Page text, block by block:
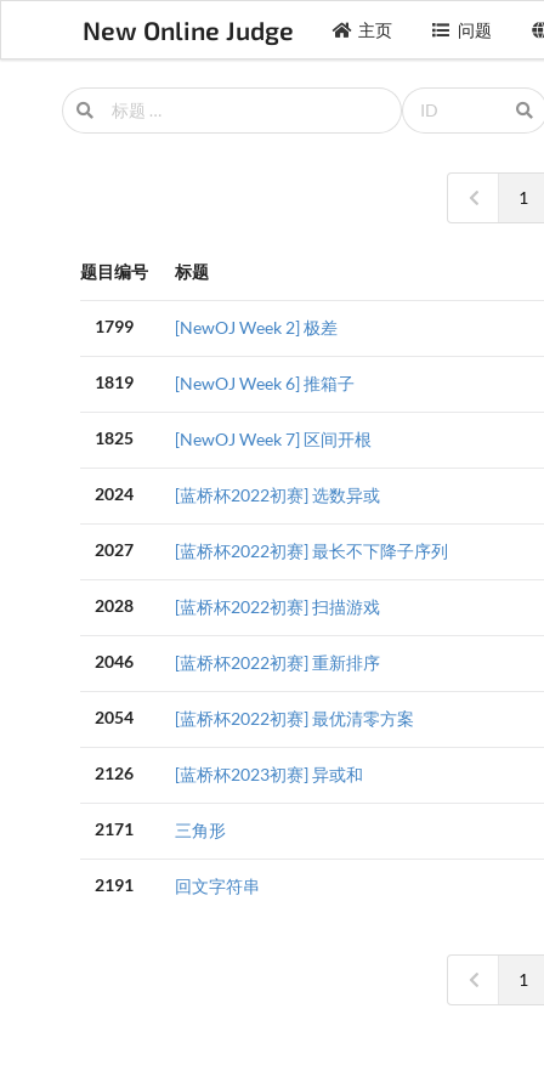
New Online Judge 主页 问题
1
题目编号 标题
1799 [NewOJ Week 2] 极差
1819 [NewOJ Week 6] 推箱子
1825 [NewOJ Week 7] 区间开根
2024 [蓝桥杯2022初赛] 选数异或
2027 [蓝桥杯2022初赛] 最长不下降子序列
2028 [蓝桥杯2022初赛] 扫描游戏
2046 [蓝桥杯2022初赛] 重新排序
2054 [蓝桥杯2022初赛] 最优清零方案
2126 [蓝桥杯2023初赛] 异或和
2171 三角形
2191 回文字符串
1